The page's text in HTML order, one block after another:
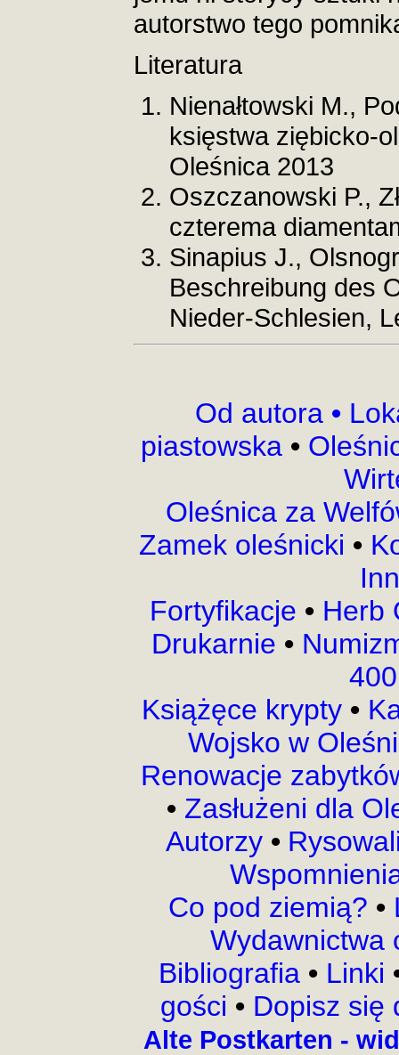
autorstwo tego
Literatura
Nienałtowski M.,
księstwa ziębicko-
Oleśnica 2013
Oszczanowski P.,
czterema
Sinapius J.,
Beschreibung des
Nieder-Schlesien,
Od autora •
piastowska •
Oleśnica za
Zamek oleśnicki •
Fortyfikacje •Herb
Drukarnie •
Książęce krypty •
Wojsko w
Renowacje
• Zasłużeni dla
Autorzy •
Co pod ziemią? •
Wydawnictwa
Bibliografia • Linki
gości • Dopisz się
Alte Postkarten -